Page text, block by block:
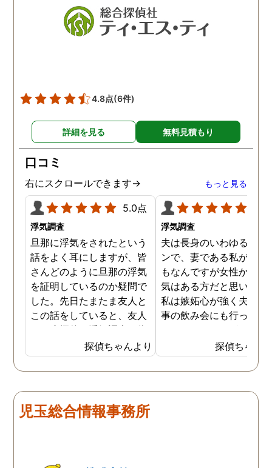
4.8点(6件)
詳細を見る 無料見積もり
口コミ
右にスクロールできます→ もっと見る
5.0点
浮気調査
旦那に浮気をされたという
話をよく耳にしますが、皆
さんどのように旦那の浮気
を証明しているのか疑問で
した。先日たまたま友人と
この話をしていると、友人
は一度探偵に浮気調査を依
頼したことがあるとのこと
でした。その手があったか
と思い、普段私も旦那の浮
依頼してみることにしまし
た。探偵への依頼は思いの
探偵ちゃんより
浮気調査
夫は長身のいわゆるイケ
ンで、妻である私が言う
もなんですが女性からの
気はある方だと思います
私は嫉妬心が強く夫には
事の飲み会にも行ってほ
いに探偵に夫の浮気調査
依頼してしまいました。
んなことが夫にバレたら
せんが、万が一夫が浮気
探偵ちゃん
児玉総合情報事務所